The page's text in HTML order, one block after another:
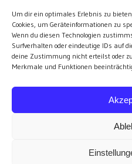
Um dir ein optimales Erlebnis zu
Cookies, um Geräteinformationen zu
Wenn du diesen Technologien
Surfverhalten oder eindeutige IDs auf
deine Zustimmung nicht erteilst oder
Merkmale und Funktionen
Pelletspreise steigen massiv
Werbemüll: unüberbietbar
alle